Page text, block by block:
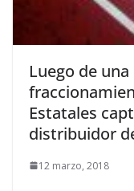
Luego de
Estatales
distribuidor
12 marzo, 2018